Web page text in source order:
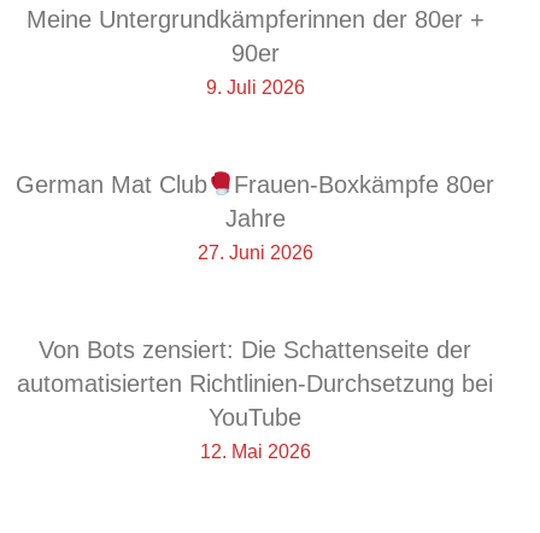
Meine Untergrundkämpferinnen der 80er +
90er
9. Juli 2026
German Mat Club
Frauen-Boxkämpfe 80er
Jahre
27. Juni 2026
Von Bots zensiert: Die Schattenseite der
automatisierten Richtlinien-Durchsetzung bei
YouTube
12. Mai 2026